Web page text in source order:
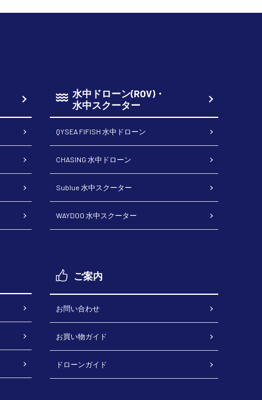
水中ドローン(ROV)・
水中スクーター
QYSEA FIFISH 水中ドローン
CHASING 水中ドローン
Sublue 水中スクーター
WAYDOO 水中スクーター
ご案内
お問い合わせ
お買い物ガイド
ドローンガイド